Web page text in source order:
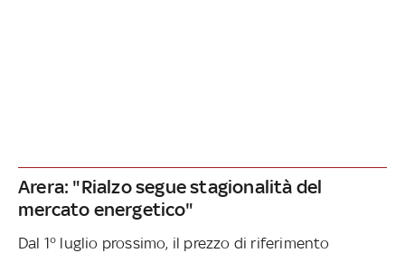
Arera: "Rialzo segue stagionalità del
mercato energetico"
Dal 1° luglio prossimo, il prezzo di riferimento